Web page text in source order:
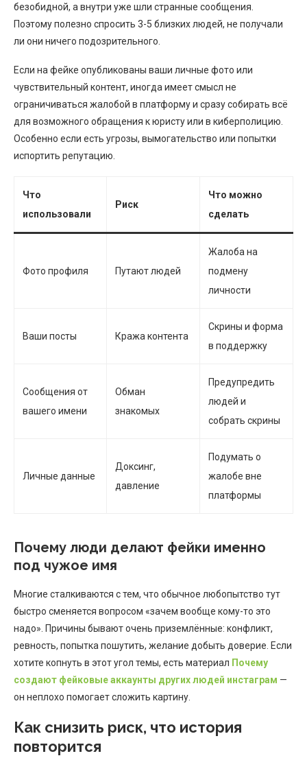
безобидной, а внутри уже шли странные сообщения.
Поэтому полезно спросить 3-5 близких людей, не получали
ли они ничего подозрительного.
Если на фейке опубликованы ваши личные фото или
чувствительный контент, иногда имеет смысл не
ограничиваться жалобой в платформу и сразу собирать всё
для возможного обращения к юристу или в киберполицию.
Особенно если есть угрозы, вымогательство или попытки
испортить репутацию.
Что
использовали
Риск
Что можно
сделать
Фото профиля Путают людей
Жалоба на
подмену
личности
Ваши посты Кража контента
Скрины и форма
в поддержку
Сообщения от
вашего имени
Обман
знакомых
Предупредить
людей и
собрать скрины
Личные данные
Доксинг,
давление
Подумать о
жалобе вне
платформы
Почему люди делают фейки именно
под чужое имя
Многие сталкиваются с тем, что обычное любопытство тут
быстро сменяется вопросом «зачем вообще кому-то это
надо». Причины бывают очень приземлённые: конфликт,
ревность, попытка пошутить, желание добыть доверие. Если
хотите копнуть в этот угол темы, есть материал Почему
создают фейковые аккаунты других людей инстаграм —
он неплохо помогает сложить картину.
Как снизить риск, что история
повторится